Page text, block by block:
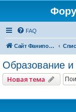
FAQ
Сайт Фаниполь OnLine
Образование и
Новая тема